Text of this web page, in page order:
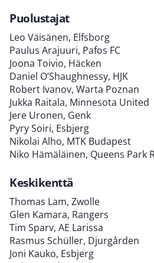
Puolustajat
Leo Väisänen, Elfsborg
Paulus Arajuuri, Pafos FC
Joona Toivio, Häcken
Daniel O’Shaughnessy, HJK
Robert Ivanov, Warta Poznan
Jukka Raitala, Minnesota United
Jere Uronen, Genk
Pyry Soiri, Esbjerg
Nikolai Alho, MTK Budapest
Niko Hämäläinen, Queens Park
Keskikenttä
Thomas Lam, Zwolle
Glen Kamara, Rangers
Tim Sparv, AE Larissa
Rasmus Schüller, Djurgården
Joni Kauko, Esbjerg